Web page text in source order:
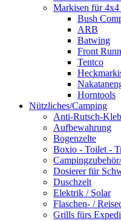
Markisen für
Bush
ARB
Batwing
Front
Tentco
Horntools
Nützliches/Camping
Anti-Rutsch-
Aufbewahrung
Bogenzelte
Boxio - Toilet -
Dosierer für
Duschzelt
Elektrik / Solar
Flaschen- /
Grills fürs